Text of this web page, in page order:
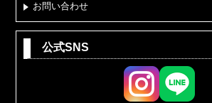
お問い合わせ
公式SNS